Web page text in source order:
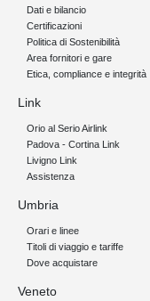
Dati e bilancio
Certificazioni
Politica di Sostenibilità
Area fornitori e gare
Etica, compliance e integrità
Link
Orio al Serio Airlink
Padova - Cortina Link
Livigno Link
Assistenza
Umbria
Orari e linee
Titoli di viaggio e tariffe
Dove acquistare
Veneto